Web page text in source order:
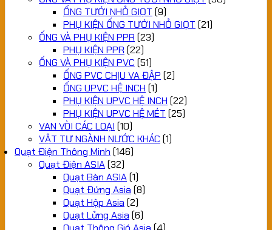
ỐNG TƯỚI NHỎ GIỌT (9)
PHỤ KIỆN ỐNG TƯỚI NHỎ GIỌT (21)
ỐNG VÀ PHỤ KIỆN PPR (23)
PHỤ KIỆN PPR (22)
ỐNG VÀ PHỤ KIỆN PVC (51)
ỐNG PVC CHỊU VA ĐẬP (2)
ỐNG UPVC HỆ INCH (1)
PHỤ KIỆN UPVC HỆ INCH (22)
PHỤ KIỆN UPVC HỆ MÉT (25)
VAN VÒI CÁC LOẠI (10)
VẬT TƯ NGÀNH NƯỚC KHÁC (1)
Quạt Điện Thông Minh (146)
Quạt Điện ASIA(32)
Quạt Bàn ASIA(1)
Quạt Đứng Asia (8)
Quạt Hộp Asia (2)
Quạt Lửng Asia (6)